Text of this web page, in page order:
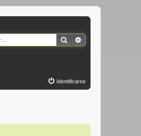
Buscar
Identificarse